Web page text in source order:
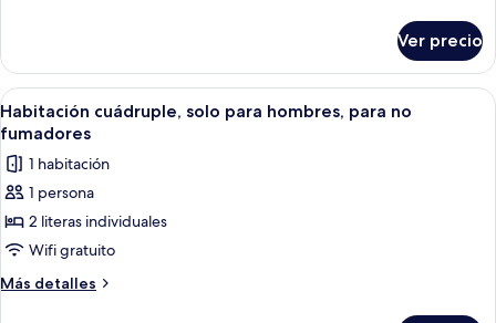
para
no
fumadores
cuádruple,
solo
para
mujeres,
no
fumadores
Ver precio
Abrir
todas
las
fotos
de
Habitación
cuádruple,
solo
Una habitación moderna de varios
2
Habitación cuádruple, solo para hombres, para no
fumadores
1 habitación
1 persona
2 literas individuales
Wifi gratuito
Más detalles
Más